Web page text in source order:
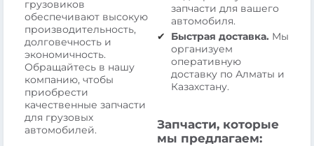
грузовиков
обеспечивают высокую
производительность,
долговечность и
экономичность.
Обращайтесь в нашу
компанию, чтобы
приобрести
качественные запчасти
для грузовых
автомобилей.
запчасти для вашего
автомобиля.
Быстрая доставка. Мы
организуем
оперативную
доставку по Алматы и
Казахстану.
Запчасти, которые
мы предлагаем: